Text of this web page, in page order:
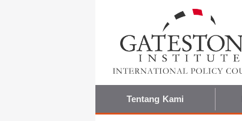
Tentang Kami